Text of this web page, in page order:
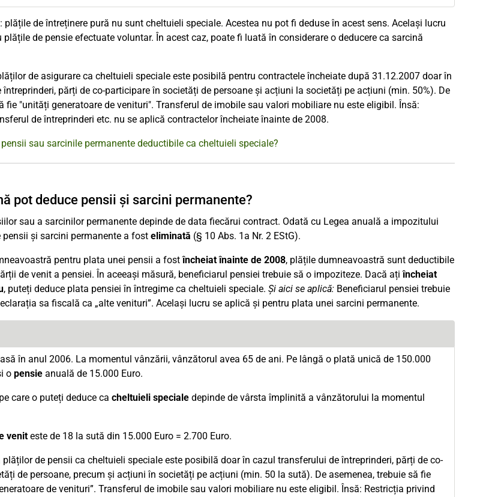
plățile de întreținere pură nu sunt cheltuieli speciale. Acestea nu pot fi deduse în acest sens. Același lucru
de pensie efectuate voluntar. În acest caz, poate fi luată în considerare o deducere ca sarcină
de asigurare ca cheltuieli speciale este posibilă pentru contractele încheiate după 31.12.2007 doar în
părți de co-participare în societăți de persoane și acțiuni la societăți pe acțiuni (min. 50%). De
fie "unități generatoare de venituri". Transferul de imobile sau valori mobiliare nu este eligibil. Însă:
de întreprinderi etc. nu se aplică contractelor încheiate înainte de 2008.
sau sarcinile permanente deductibile ca cheltuieli speciale?
pot deduce pensii și sarcini permanente?
sau a sarcinilor permanente depinde de data fiecărui contract. Odată cu Legea anuală a impozitului
pensii și sarcini permanente a fost eliminată (§ 10 Abs. 1a Nr. 2 EStG).
pentru plata unei pensii a fostîncheiat înainte de 2008, plățile dumneavoastră sunt deductibile
de venit a pensiei. În aceeași măsură, beneficiarul pensiei trebuie să o impoziteze. Dacă ațiîncheiat
, puteți deduce plata pensiei în întregime ca cheltuieli speciale. Și aici se aplică: Beneficiarul pensiei trebuie
sa fiscală ca „alte venituri”. Același lucru se aplică și pentru plata unei sarcini permanente.
în anul 2006. La momentul vânzării, vânzătorul avea 65 de ani. Pe lângă o plată unică de 150.000
o pensie anuală de 15.000 Euro.
care o puteți deduce ca cheltuieli speciale depinde de vârsta împlinită a vânzătorului la momentul
veniteste de 18 la sută din 15.000 Euro = 2.700 Euro.
plăților de pensii ca cheltuieli speciale este posibilă doar în cazul transferului de întreprinderi, părți de co-
de persoane, precum și acțiuni în societăți pe acțiuni (min. 50 la sută). De asemenea, trebuie să fie
de venituri”. Transferul de imobile sau valori mobiliare nu este eligibil. Însă: Restricția privind